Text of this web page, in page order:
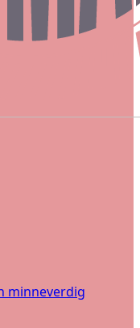
minneverdig